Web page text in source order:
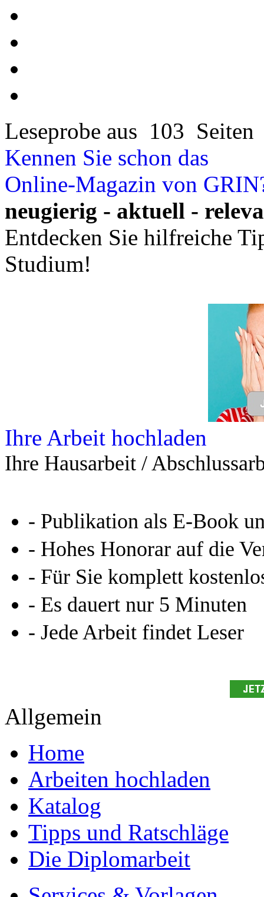
Leseprobe aus 103 Seiten
Kennen Sie schon das
Online-Magazin von
neugierig - aktuell -
Entdecken Sie hilfreiche
Studium!
Ihre Arbeit hochladen
Ihre Hausarbeit /
- Publikation als E-Book
- Hohes Honorar auf die
- Für Sie komplett
- Es dauert nur 5 Minuten
- Jede Arbeit findet Leser
Allgemein
Home
Arbeiten hochladen
Katalog
Tipps und Ratschläge
Die Diplomarbeit